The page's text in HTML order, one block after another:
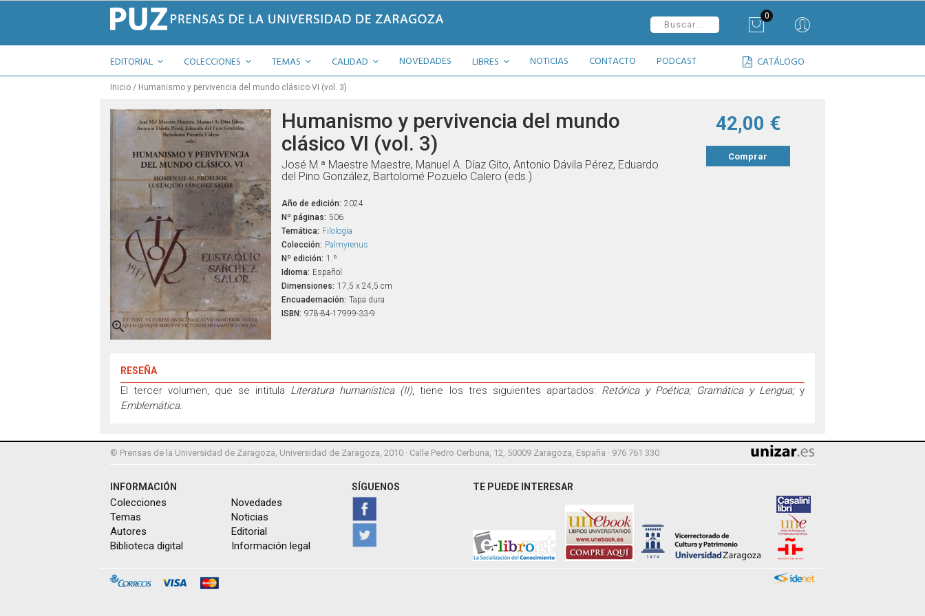
0
EDITORIAL COLECCIONES TEMAS CATÁLOGO
CALIDAD NOVEDADES LIBRES NOTICIAS CONTACTO PODCAST
Inicio Humanismo y pervivencia del mundo clásico VI (vol. 3)

Humanismo y pervivencia del mundo
clásico VI (vol. 3)
José M.ª Maestre Maestre, Manuel A. Díaz Gito, Antonio Dávila Pérez, Eduardo
del Pino González, Bartolomé Pozuelo Calero (eds.)
Año de edición: 2024
Nº páginas: 506
Temática: Filología
Colección: Palmyrenus
Nº edición: 1.ª
Idioma: Español
Dimensiones: 17,5 x 24,5 cm
Encuadernación: Tapa dura
ISBN: 978-84-17999-33-9
42,00 €
Comprar
RESEÑA
El tercer volumen, que se intitula Literatura humanística (II), tiene los tres siguientes apartados: Retórica y Poética; Gramática y Lengua;y
Emblemática.
© Prensas de la Universidad de Zaragoza, Universidad de Zaragoza, 2010 · Calle Pedro Cerbuna, 12, 50009 Zaragoza, España · 976 761 330
INFORMACIÓN
Colecciones
Temas
Autores
Biblioteca digital
Novedades
Noticias
Editorial
Información legal
SÍGUENOS TE PUEDE INTERESAR